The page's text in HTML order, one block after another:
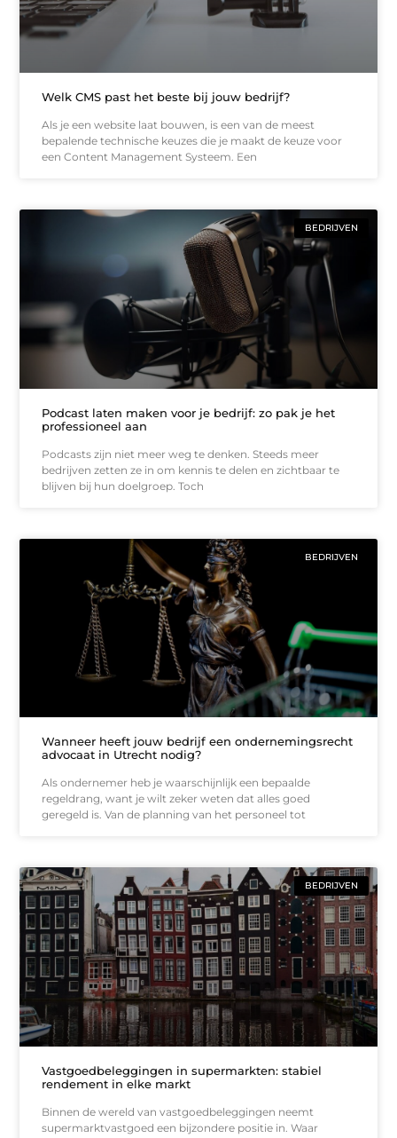
Welk CMS past het beste bij jouw bedrijf?
Als je een website laat bouwen, is een van de meest
bepalende technische keuzes die je maakt de keuze voor
een Content Management Systeem. Een
BEDRIJVEN
Podcast laten maken voor je bedrijf: zo pak je het
professioneel aan
Podcasts zijn niet meer weg te denken. Steeds meer
bedrijven zetten ze in om kennis te delen en zichtbaar te
blijven bij hun doelgroep. Toch
BEDRIJVEN
Wanneer heeft jouw bedrijf een ondernemingsrecht
advocaat in Utrecht nodig?
Als ondernemer heb je waarschijnlijk een bepaalde
regeldrang, want je wilt zeker weten dat alles goed
geregeld is. Van de planning van het personeel tot
BEDRIJVEN
Vastgoedbeleggingen in supermarkten: stabiel
rendement in elke markt
Binnen de wereld van vastgoedbeleggingen neemt
supermarktvastgoed een bijzondere positie in. Waar